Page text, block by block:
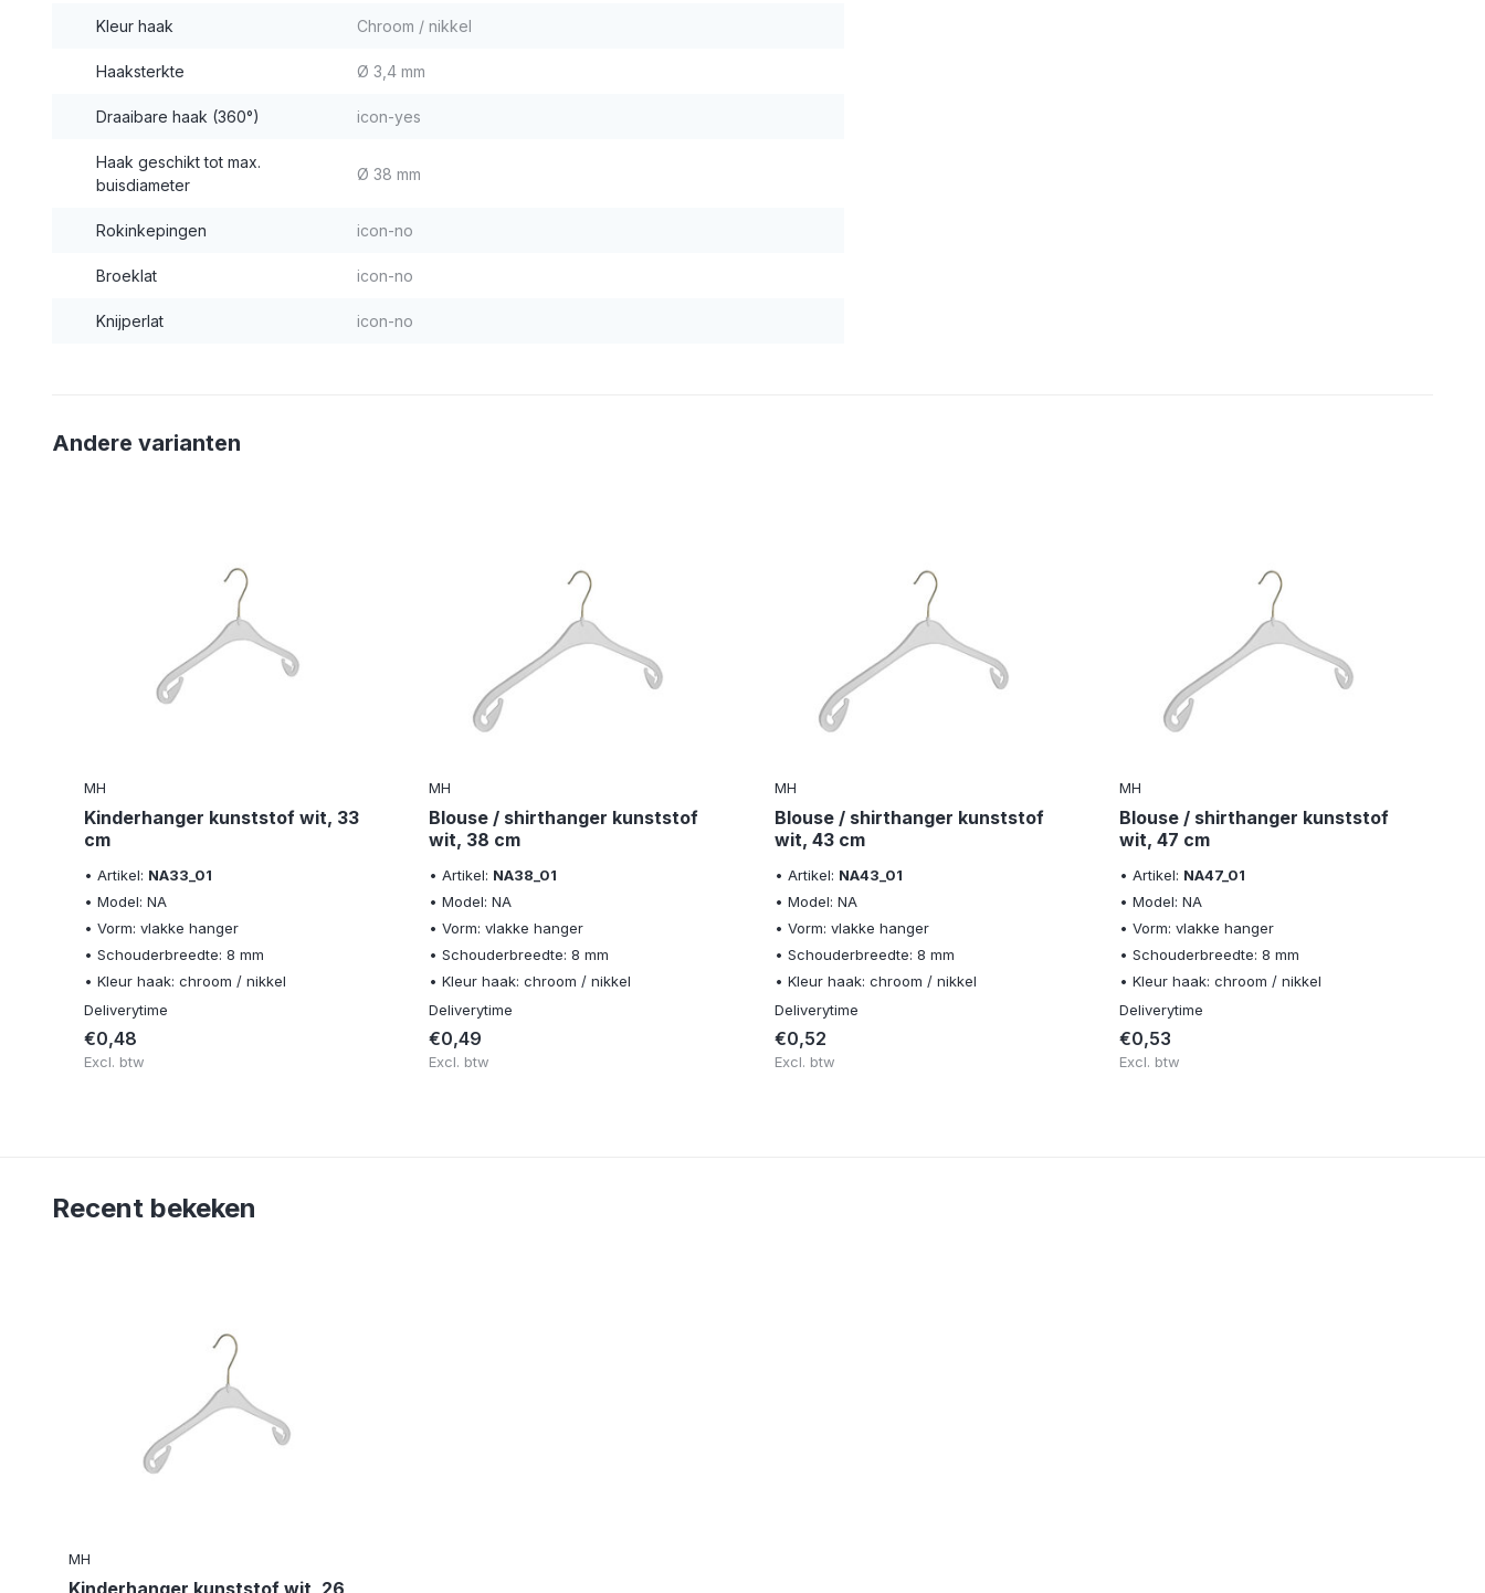
Kleur haak Chroom / nikkel
Haaksterkte Ø 3,4 mm
Draaibare haak (360°) icon-yes
Haak geschikt tot max.
buisdiameter
Ø 38 mm
Rokinkepingen icon-no
Broeklat icon-no
Knijperlat icon-no
Andere varianten
MH
Kinderhanger kunststof wit, 33
cm
• Artikel: NA33_01
• Model: NA
• Vorm: vlakke hanger
• Schouderbreedte: 8 mm
• Kleur haak: chroom / nikkel
Deliverytime
€0,48
Excl. btw
MH
Blouse / shirthanger kunststof
wit, 38 cm
• Artikel: NA38_01
• Model: NA
• Vorm: vlakke hanger
• Schouderbreedte: 8 mm
• Kleur haak: chroom / nikkel
Deliverytime
€0,49
Excl. btw
MH
Blouse / shirthanger kunststof
wit, 43 cm
• Artikel: NA43_01
• Model: NA
• Vorm: vlakke hanger
• Schouderbreedte: 8 mm
• Kleur haak: chroom / nikkel
Deliverytime
€0,52
Excl. btw
MH
Blouse / shirthanger kunststof
wit, 47 cm
• Artikel: NA47_01
• Model: NA
• Vorm: vlakke hanger
• Schouderbreedte: 8 mm
• Kleur haak: chroom / nikkel
Deliverytime
€0,53
Excl. btw
Recent bekeken
MH